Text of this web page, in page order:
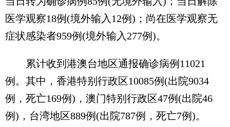
医学观察18例(境外输入12例)；尚在医学观察无
症状感染者959例(境外输入277例)。
累计收到港澳台地区通报确诊病例11021
例。其中，香港特别行政区10085例(出院9034
例，死亡169例)，澳门特别行政区47例(出院46
例)，台湾地区889例(出院787例，死亡7例)。